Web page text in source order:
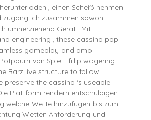
, einen Scheiß nehmen
zugänglich zusammen sowohl
umherziehend Gerät . Mit
engineering , these cassino pop
gameplay and amp
von Spiel . fillip wagering
Barz live structure to follow
preserve the cassino ‘s useable
Plattform rendern entschuldigen
welche Wette hinzufügen bis zum
Wetten Anforderung und